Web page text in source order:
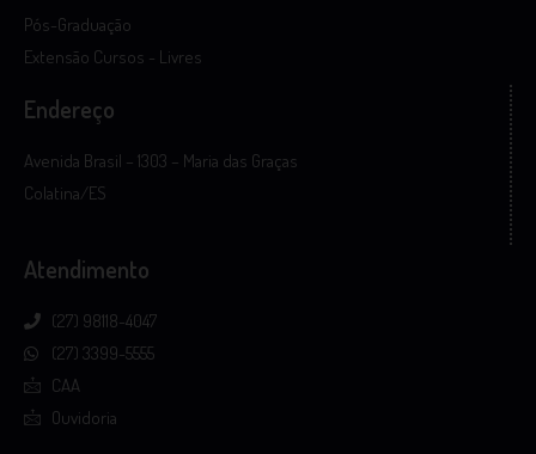
Pós-Graduação
Extensão Cursos - Livres
Endereço
Avenida Brasil – 1303 – Maria das Graças
Colatina/ES
Atendimento
(27) 98118-4047
(27) 3399-5555
CAA
Ouvidoria